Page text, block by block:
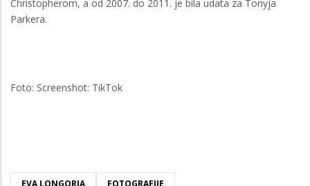
Christopherom, a od 2007. do 2011. je bila udata za Tonyja
Parkera.
Foto: Screenshot: TikTok
EVA LONGORIA FOTOGRAFIJE